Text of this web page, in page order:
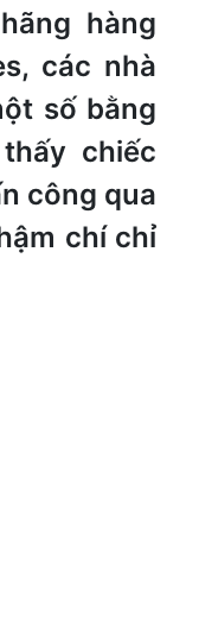
hàng
các nhà
số bằng
chiếc
công qua
chí chỉ